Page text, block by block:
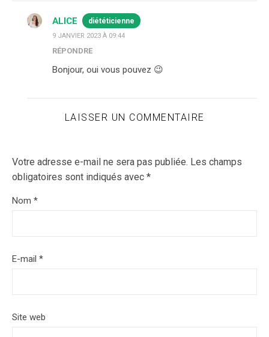
ALICE diététicienne
9 JANVIER 2023 À 09:44
RÉPONDRE
Bonjour, oui vous pouvez 😉
LAISSER UN COMMENTAIRE
Votre adresse e-mail ne sera pas publiée. Les champs
obligatoires sont indiqués avec *
Nom *
E-mail *
Site web